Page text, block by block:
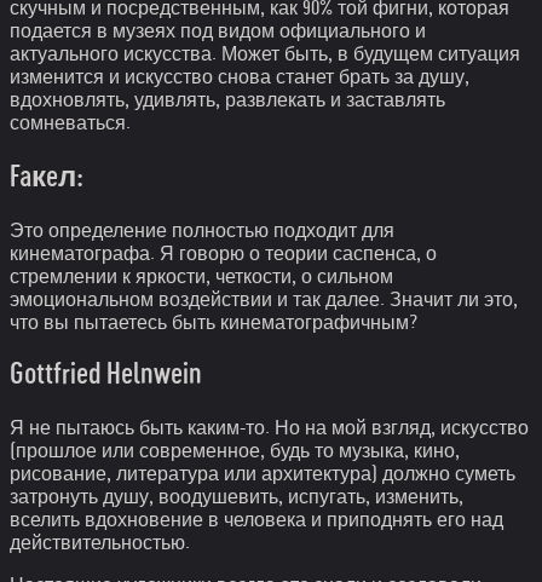
скучным и посредственным, как 90% той фигни, которая
подается в музеях под видом официального и
актуального искусства. Может быть, в будущем ситуация
изменится и искусство снова станет брать за душу,
вдохновлять, удивлять, развлекать и заставлять
сомневаться.
Faкeл:
Это определение полностью подходит для
кинематографа. Я говорю о теории саспенса, о
стремлении к яркости, четкости, о сильном
эмоциональном воздействии и так далее. Значит ли это,
что вы пытаетесь быть кинематографичным?
Gottfried Helnwein
Я не пытаюсь быть каким-то. Но на мой взгляд, искусство
(прошлое или современное, будь то музыка, кино,
рисование, литература или архитектура) должно суметь
затронуть душу, воодушевить, испугать, изменить,
вселить вдохновение в человека и приподнять его над
действительностью.